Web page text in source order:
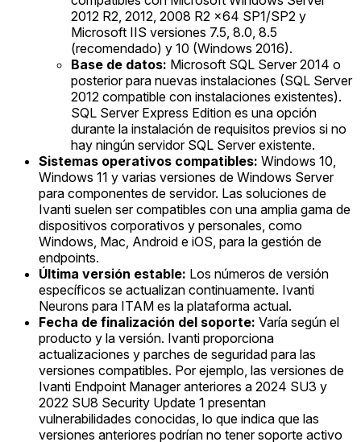
2012 R2, 2012, 2008 R2 x64 SP1/SP2 y
Microsoft IIS versiones 7.5, 8.0, 8.5
(recomendado) y 10 (Windows 2016).
Base de datos: Microsoft SQL Server 2014 o
posterior para nuevas instalaciones (SQL Server
2012 compatible con instalaciones existentes).
SQL Server Express Edition es una opción
durante la instalación de requisitos previos si no
hay ningún servidor SQL Server existente.
Sistemas operativos compatibles: Windows 10,
Windows 11 y varias versiones de Windows Server
para componentes de servidor. Las soluciones de
Ivanti suelen ser compatibles con una amplia gama de
dispositivos corporativos y personales, como
Windows, Mac, Android e iOS, para la gestión de
endpoints.
Última versión estable: Los números de versión
específicos se actualizan continuamente. Ivanti
Neurons para ITAM es la plataforma actual.
Fecha de finalización del soporte: Varía según el
producto y la versión. Ivanti proporciona
actualizaciones y parches de seguridad para las
versiones compatibles. Por ejemplo, las versiones de
Ivanti Endpoint Manager anteriores a 2024 SU3 y
2022 SU8 Security Update 1 presentan
vulnerabilidades conocidas, lo que indica que las
versiones anteriores podrían no tener soporte activo